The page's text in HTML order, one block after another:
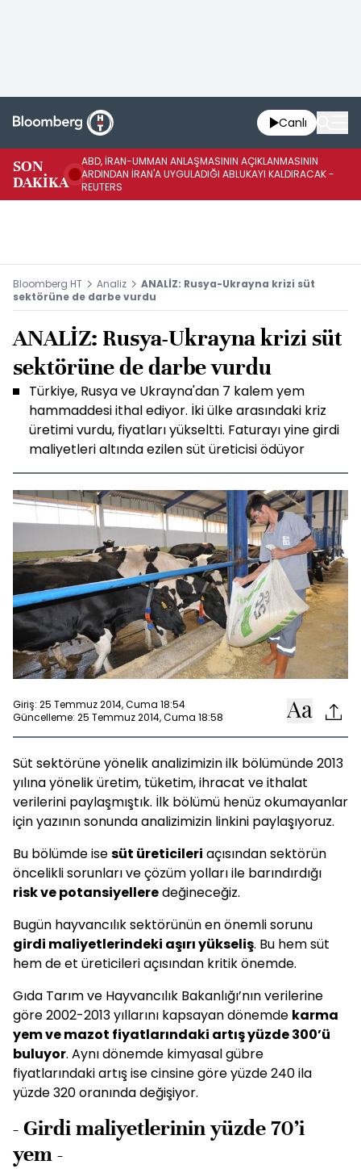
Canlı
SON
DAKİKA
ABD, İRAN-UMMAN ANLAŞMASININ AÇIKLANMASININ
ARDINDAN İRAN'A UYGULADIĞI ABLUKAYI KALDIRACAK -
REUTERS
Bloomberg HT Analiz
ANALİZ: Rusya-Ukrayna krizi süt
sektörüne de darbe vurdu
ANALİZ: Rusya-Ukrayna krizi süt
sektörüne de darbe vurdu
Türkiye, Rusya ve Ukrayna'dan 7 kalem yem
hammaddesi ithal ediyor. İki ülke arasındaki kriz
üretimi vurdu, fiyatları yükseltti. Faturayı yine girdi
maliyetleri altında ezilen süt üreticisi ödüyor
Giriş: 25 Temmuz 2014, Cuma 18:54
Güncelleme: 25 Temmuz 2014, Cuma 18:58
Süt sektörüne yönelik analizimizin ilk bölümünde 2013
yılına yönelik üretim, tüketim, ihracat ve ithalat
verilerini paylaşmıştık. İlk bölümü henüz okumayanlar
için yazının sonunda analizimizin linkini paylaşıyoruz.
Bu bölümde isesüt üreticileri açısından sektörün
öncelikli sorunları ve çözüm yolları ile barındırdığı
risk ve potansiyelleredeğineceğiz.
Bugün hayvancılık sektörünün en önemli sorunu
girdi maliyetlerindeki aşırı yükseliş. Bu hem süt
hem de et üreticileri açısından kritik önemde.
Gıda Tarım ve Hayvancılık Bakanlığı’nın verilerine
göre 2002-2013 yıllarını kapsayan dönemde karma
yem ve mazot fiyatlarındaki artış yüzde 300’ü
buluyor. Aynı dönemde kimyasal gübre
fiyatlarındaki artış ise cinsine göre yüzde 240 ila
yüzde 320 oranında değişiyor.
- Girdi maliyetlerinin yüzde 70’i
yem -